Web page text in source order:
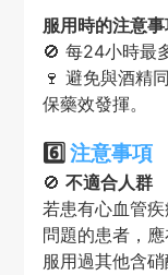
服用時的注意
🚫 每24小時最
🍷 避免與酒精
保藥效發揮。
6️⃣ 注意事項
🚫 不適合人群
若患有心血管
問題的患者，應
服用過其他含